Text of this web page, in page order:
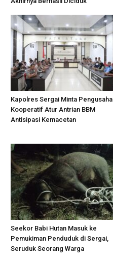
Kapolres Sergai Minta Pengusaha
Kooperatif Atur Antrian BBM
Antisipasi Kemacetan
Seekor Babi Hutan Masuk ke
Pemukiman Penduduk di Sergai,
Seruduk Seorang Warga